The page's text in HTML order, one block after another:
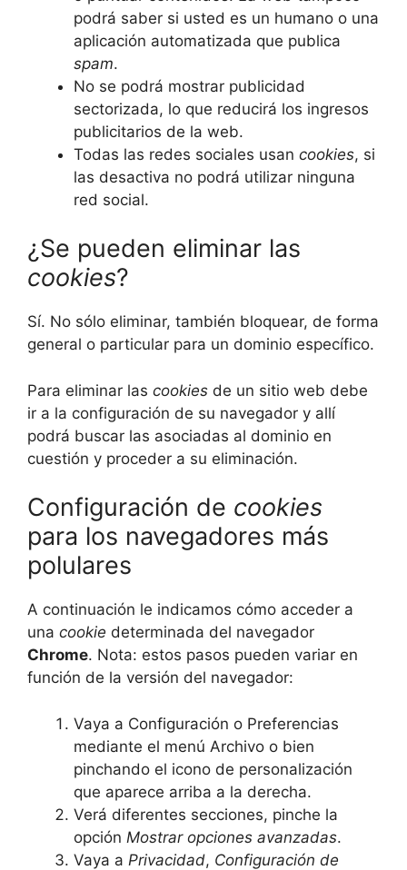
podrá saber si usted es un humano o una
aplicación automatizada que publica
spam.
No se podrá mostrar publicidad
sectorizada, lo que reducirá los ingresos
publicitarios de la web.
Todas las redes sociales usan cookies, si
las desactiva no podrá utilizar ninguna
red social.
¿Se pueden eliminar las
cookies?
Sí. No sólo eliminar, también bloquear, de forma
general o particular para un dominio específico.
Para eliminar las cookies de un sitio web debe
ir a la configuración de su navegador y allí
podrá buscar las asociadas al dominio en
cuestión y proceder a su eliminación.
Configuración de cookies
para los navegadores más
polulares
A continuación le indicamos cómo acceder a
una cookie determinada del navegador
Chrome. Nota: estos pasos pueden variar en
función de la versión del navegador:
Vaya a Configuración o Preferencias
mediante el menú Archivo o bien
pinchando el icono de personalización
que aparece arriba a la derecha.
Verá diferentes secciones, pinche la
opción Mostrar opciones avanzadas.
Vaya a Privacidad, Configuración de